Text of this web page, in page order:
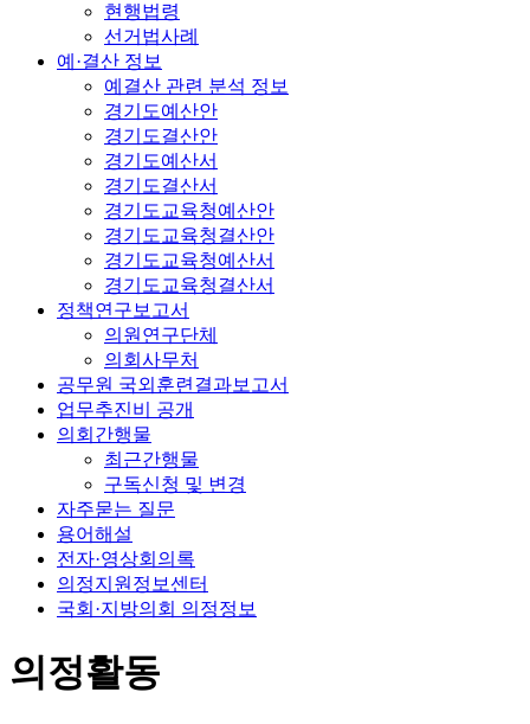
현행법령
선거법사례
예·결산 정보
예결산 관련 분석 정보
경기도예산안
경기도결산안
경기도예산서
경기도결산서
경기도교육청예산안
경기도교육청결산안
경기도교육청예산서
경기도교육청결산서
정책연구보고서
의원연구단체
의회사무처
공무원 국외훈련결과보고서
업무추진비 공개
의회간행물
최근간행물
구독신청 및 변경
자주묻는 질문
용어해설
전자·영상회의록
의정지원정보센터
국회·지방의회 의정정보
의정활동